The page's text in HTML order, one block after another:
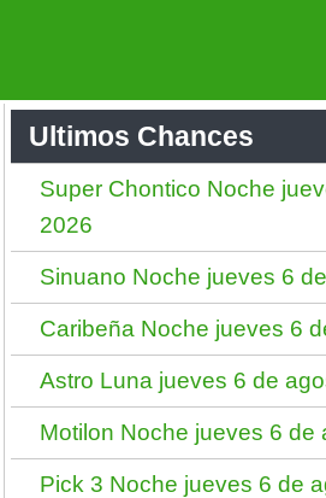
Ultimos Chances
Super Chontico Noche
2026
Sinuano Noche jueves 6
Caribeña Noche jueves 6
Astro Luna jueves 6 de
Motilon Noche jueves 6 de
Pick 3 Noche jueves 6 de